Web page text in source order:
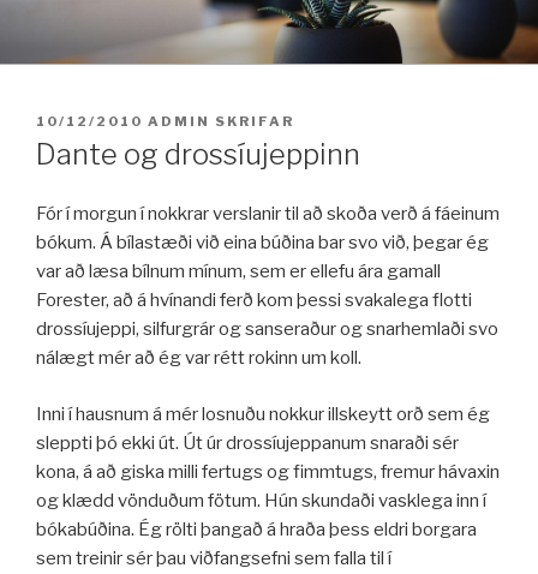
efni
BIRT:
10/12/2010 ADMIN SKRIFAR
Dante og drossíujeppinn
Fór í morgun í nokkrar verslanir til að skoða verð á fáeinum
bókum. Á bílastæði við eina búðina bar svo við, þegar ég
var að læsa bílnum mínum, sem er ellefu ára gamall
Forester, að á hvínandi ferð kom þessi svakalega flotti
drossíujeppi, silfurgrár og sanseraður og snarhemlaði svo
nálægt mér að ég var rétt rokinn um koll.
Inni í hausnum á mér losnuðu nokkur illskeytt orð sem ég
sleppti þó ekki út. Út úr drossíujeppanum snaraði sér
kona, á að giska milli fertugs og fimmtugs, fremur hávaxin
og klædd vönduðum fötum. Hún skundaði vasklega inn í
bókabúðina. Ég rölti þangað á hraða þess eldri borgara
sem treinir sér þau viðfangsefni sem falla til í